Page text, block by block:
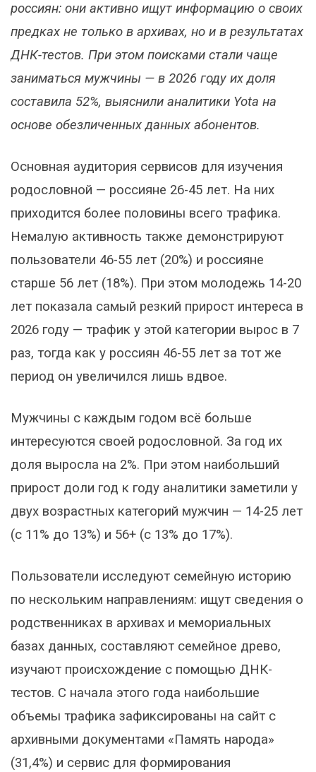
россиян: они активно ищут информацию о своих
предках не только в архивах, но и в результатах
ДНК-тестов. При этом поисками стали чаще
заниматься мужчины — в 2026 году их доля
составила 52%, выяснили аналитики Yota на
основе обезличенных данных абонентов.
Основная аудитория сервисов для изучения
родословной — россияне 26-45 лет. На них
приходится более половины всего трафика.
Немалую активность также демонстрируют
пользователи 46-55 лет (20%) и россияне
старше 56 лет (18%). При этом молодежь 14-20
лет показала самый резкий прирост интереса в
2026 году — трафик у этой категории вырос в 7
раз, тогда как у россиян 46-55 лет за тот же
период он увеличился лишь вдвое.
Мужчины с каждым годом всё больше
интересуются своей родословной. За год их
доля выросла на 2%. При этом наибольший
прирост доли год к году аналитики заметили у
двух возрастных категорий мужчин — 14-25 лет
(с 11% до 13%) и 56+ (с 13% до 17%).
Пользователи исследуют семейную историю
по нескольким направлениям: ищут сведения о
родственниках в архивах и мемориальных
базах данных, составляют семейное древо,
изучают происхождение с помощью ДНК-
тестов. С начала этого года наибольшие
объемы трафика зафиксированы на сайт с
архивными документами «Память народа»
(31,4%) и сервис для формирования